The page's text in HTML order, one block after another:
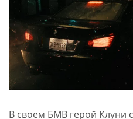
В своем БМВ герой Клуни